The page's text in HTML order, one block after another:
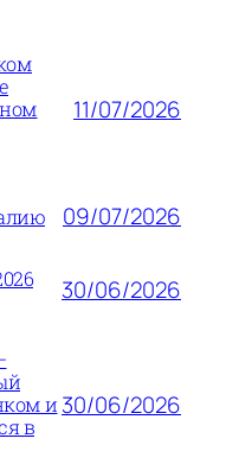
11/07/2026
09/07/2026
30/06/2026
и
в
30/06/2026